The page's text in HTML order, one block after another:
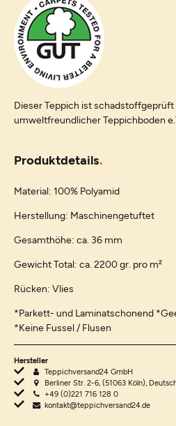
Dieser Teppich ist
umweltfreundlicher Teppichboden
Produktdetails
Material: 100% Polyamid
Herstellung: Maschinengetuftet
Gesamthöhe: ca. 36 mm
Gewicht Total: ca. 2200 gr. pro m²
Rücken: Vlies
*Parkett- und Laminatschonend
*Keine Fussel / Flusen
Hersteller
Teppichversand24 GmbH
Berliner Str. 2-6, (51063 Köln),
+49 (0)221 716 128 0
kontakt@teppichversand24.de